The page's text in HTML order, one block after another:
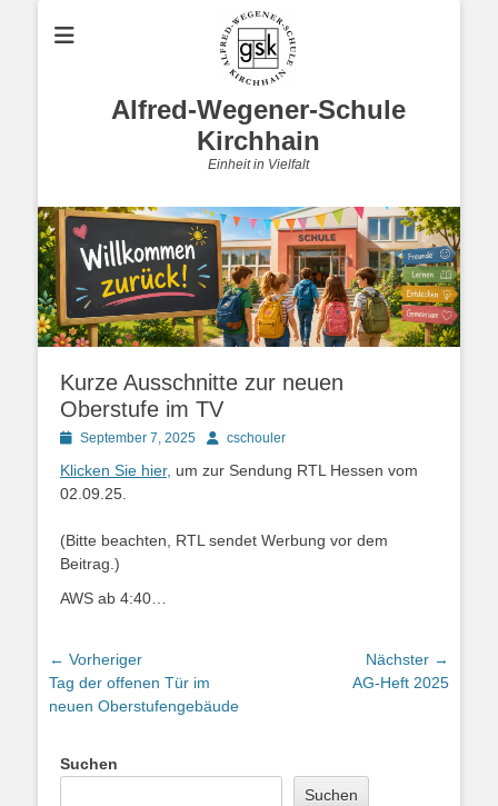
Alfred-Wegener-Schule
Kirchhain
Einheit in Vielfalt
Kurze Ausschnitte zur neuen
Oberstufe im TV
PostedSeptember 7, 2025 Autorcschouler
Klicken Sie hier, um zur Sendung RTL Hessen vom
02.09.25.
(Bitte beachten, RTL sendet Werbung vor dem
Beitrag.)
AWS ab 4:40…
Beitragsnavigation
← Vorheriger
Vorheriger
Beitrag:
Tag der offenen Tür im
neuen Oberstufengebäude
Nächster →
AG-Heft 2025
Suchen
Suchen